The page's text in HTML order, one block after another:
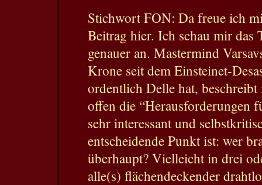
Stichwort FON: Da freue ich
Beitrag hier. Ich schau mir das
genauer an. Mastermind
Krone seit dem Einsteinet-
ordentlich Delle hat,
offen die “Herausforderungen
sehr interessant und
entscheidende Punkt ist: wer
überhaupt? Vielleicht in drei
alle(s) flächendeckender